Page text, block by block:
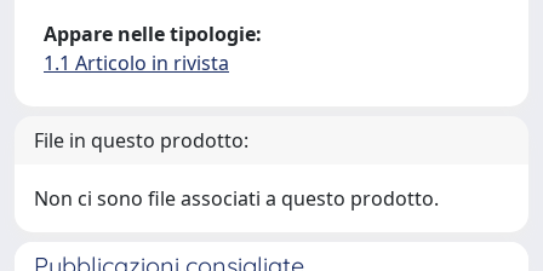
Appare nelle tipologie:
1.1 Articolo in rivista
File in questo prodotto:
Non ci sono file associati a questo prodotto.